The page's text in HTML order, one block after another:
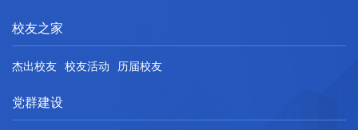
校友之家
杰出校友 校友活动 历届校友
党群建设